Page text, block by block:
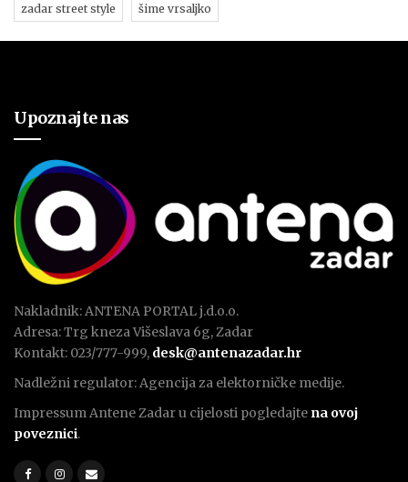
zadar street style šime vrsaljko
Upoznajte nas
Nakladnik: ANTENA PORTAL j.d.o.o.
Adresa: Trg kneza Višeslava 6g, Zadar
Kontakt: 023/777-999, desk@antenazadar.hr
Nadležni regulator: Agencija za elektorničke medije.
Impressum Antene Zadar u cijelosti pogledajte na ovoj
poveznici.